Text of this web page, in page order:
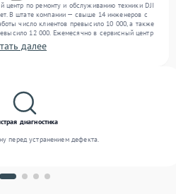
центр по ремонту и обслуживанию техники DJI
В штате компании — свыше 14 инженеров с
число клиентов превысило 10 000, а также
12 000. Ежемесячно в сервисный центр
, , . Мы выполняем ремонт различного уровня
результат благодаря опыту команды.
далее
диагностика
перед устранением дефекта.